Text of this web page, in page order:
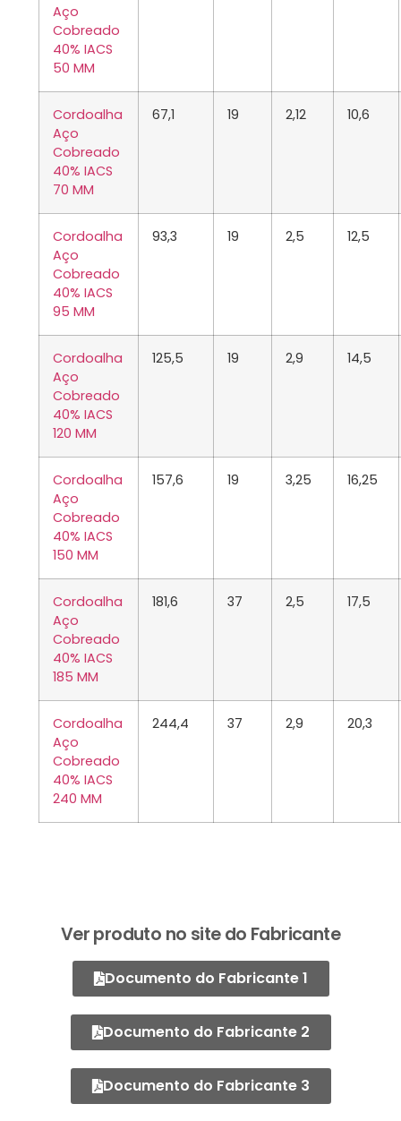
Aço
Cobreado
40% IACS
50 MM
Cordoalha
Aço
Cobreado
40% IACS
70 MM
67,1 19 2,12 10,6
Cordoalha
Aço
Cobreado
40% IACS
95 MM
93,3 19 2,5 12,5
Cordoalha
Aço
Cobreado
40% IACS
120 MM
125,5 19 2,9 14,5
Cordoalha
Aço
Cobreado
40% IACS
150 MM
157,6 19 3,25 16,25
Cordoalha
Aço
Cobreado
40% IACS
185 MM
181,6 37 2,5 17,5
Cordoalha
Aço
Cobreado
40% IACS
240 MM
244,4 37 2,9 20,3
Ver produto no site do Fabricante
Documento do Fabricante 1
Documento do Fabricante 2
Documento do Fabricante 3